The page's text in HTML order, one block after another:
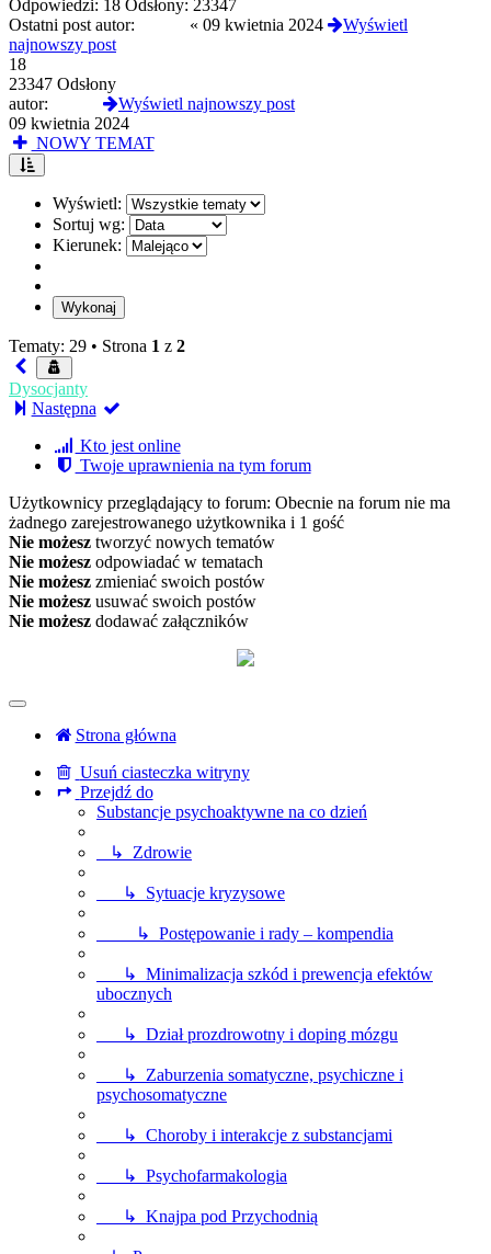
Odpowiedzi: 18 Odsłony: 23347
Ostatni post autor:
« 09 kwietnia 2024
Wyświetl
najnowszy post
18
23347 Odsłony
autor:
Wyświetl najnowszy post
09 kwietnia 2024
NOWY TEMAT
Wyświetl:
Sortuj wg:
Kierunek:
Tematy: 29 • Strona 1 z 2
Dysocjanty
Następna
Kto jest online
Twoje uprawnienia na tym forum
Użytkownicy przeglądający to forum: Obecnie na forum nie ma
żadnego zarejestrowanego użytkownika i 1 gość
Nie możesz tworzyć nowych tematów
Nie możesz odpowiadać w tematach
Nie możesz zmieniać swoich postów
Nie możesz usuwać swoich postów
Nie możesz dodawać załączników
Strona główna
Usuń ciasteczka witryny
Przejdź do
Substancje psychoaktywne na co dzień
↳ Zdrowie
↳ Sytuacje kryzysowe
↳ Postępowanie i rady – kompendia
↳ Minimalizacja szkód i prewencja efektów
ubocznych
↳ Dział prozdrowotny i doping mózgu
↳ Zaburzenia somatyczne, psychiczne i
psychosomatyczne
↳ Choroby i interakcje z substancjami
↳ Psychofarmakologia
↳ Knajpa pod Przychodnią